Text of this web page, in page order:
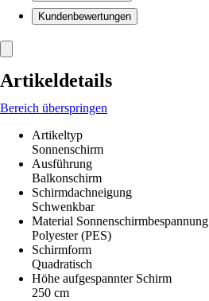
Kundenbewertungen
Artikeldetails
Bereich überspringen
Artikeltyp
Sonnenschirm
Ausführung
Balkonschirm
Schirmdachneigung
Schwenkbar
Material Sonnenschirmbespannung
Polyester (PES)
Schirmform
Quadratisch
Höhe aufgespannter Schirm
250 cm